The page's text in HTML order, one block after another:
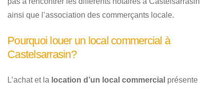
ainsi que l’association des commerçants locale.
Pourquoi louer un local commercial à
Castelsarrasin?
L’achat et la location d’un local commercial présente